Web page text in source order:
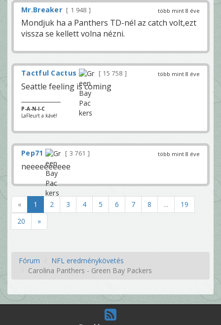
több mint 8 éve
Mr.Breaker 1 948
Mondjuk ha a Panthers TD-nél az catch volt,ezt
vissza se kellett volna nézni.
több mint 8 éve
Tactful Cactus 15 758
Seattle feeling is coming
P-A-N-I-C
LaFleurt a kávé!
több mint 8 éve
Pep71 3 761
neeeeeeeeee
« 1 2 3 4 5 6 7 8 ...
19
20
»
Fórum
NFL eredménykövetés
Carolina Panthers - Green Bay Packers